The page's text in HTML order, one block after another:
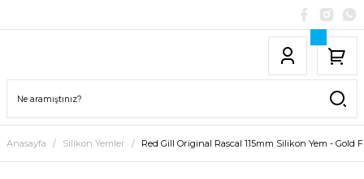
Anasayfa Silikon Yemler Red Gill Original Rascal 115mm Silikon Yem - Gold